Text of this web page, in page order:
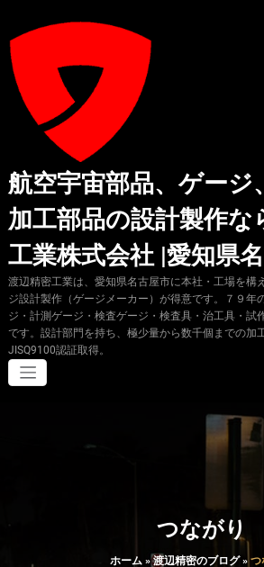
テ
航空宇宙部品、ゲージ
加工部品の設計製作な
工業株式会社 |愛知県
渡辺精密工業は、愛知県名古屋市に本社・工場を構
ジ設計製作（ゲージメーカー）が得意です。７９年
ジ・計測ゲージ・検査ゲージ・検査具・治工具・試
です。設計部門を持ち、極少量から数千個までの加
JISQ9100認証取得。
つながり
ホーム »渡辺精密のブログ» つ